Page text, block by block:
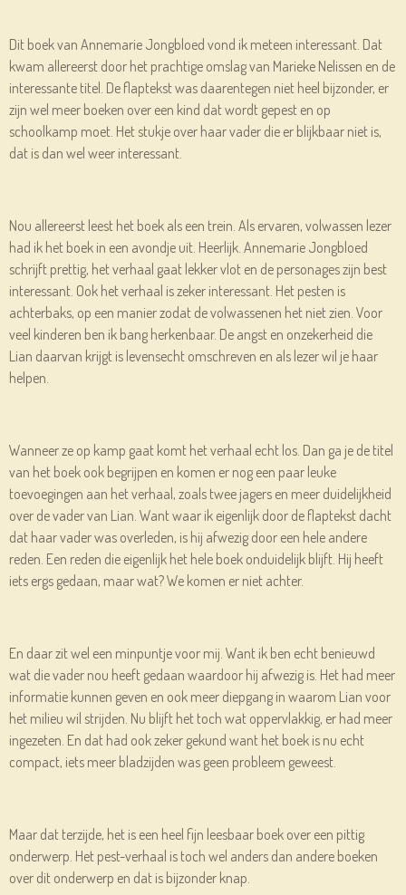
Dit boek van Annemarie Jongbloed vond ik meteen interessant. Dat
kwam allereerst door het prachtige omslag van Marieke Nelissen en de
interessante titel. De flaptekst was daarentegen niet heel bijzonder, er
zijn wel meer boeken over een kind dat wordt gepest en op
schoolkamp moet. Het stukje over haar vader die er blijkbaar niet is,
dat is dan wel weer interessant.
Nou allereerst leest het boek als een trein. Als ervaren, volwassen lezer
had ik het boek in een avondje uit. Heerlijk. Annemarie Jongbloed
schrijft prettig, het verhaal gaat lekker vlot en de personages zijn best
interessant. Ook het verhaal is zeker interessant. Het pesten is
achterbaks, op een manier zodat de volwassenen het niet zien. Voor
veel kinderen ben ik bang herkenbaar. De angst en onzekerheid die
Lian daarvan krijgt is levensecht omschreven en als lezer wil je haar
helpen.
Wanneer ze op kamp gaat komt het verhaal echt los. Dan ga je de titel
van het boek ook begrijpen en komen er nog een paar leuke
toevoegingen aan het verhaal, zoals twee jagers en meer duidelijkheid
over de vader van Lian. Want waar ik eigenlijk door de flaptekst dacht
dat haar vader was overleden, is hij afwezig door een hele andere
reden. Een reden die eigenlijk het hele boek onduidelijk blijft. Hij heeft
iets ergs gedaan, maar wat? We komen er niet achter.
En daar zit wel een minpuntje voor mij. Want ik ben echt benieuwd
wat die vader nou heeft gedaan waardoor hij afwezig is. Het had meer
informatie kunnen geven en ook meer diepgang in waarom Lian voor
het milieu wil strijden. Nu blijft het toch wat oppervlakkig, er had meer
ingezeten. En dat had ook zeker gekund want het boek is nu echt
compact, iets meer bladzijden was geen probleem geweest.
Maar dat terzijde, het is een heel fijn leesbaar boek over een pittig
onderwerp. Het pest-verhaal is toch wel anders dan andere boeken
over dit onderwerp en dat is bijzonder knap.